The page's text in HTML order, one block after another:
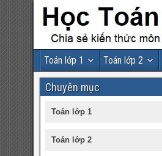
Toán lớp 1 Toán lớp 2
Chuyên mục
Toán lớp 1
Toán lớp 2